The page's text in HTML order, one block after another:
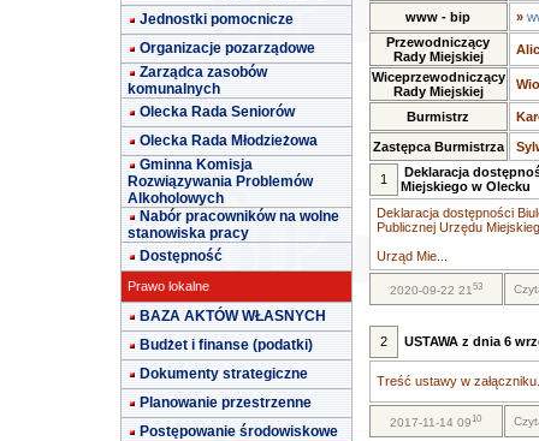
Jednostki pomocnicze
Organizacje pozarządowe
Zarządca zasobów
komunalnych
Olecka Rada Seniorów
Olecka Rada Młodzieżowa
Gminna Komisja
Rozwiązywania Problemów
Alkoholowych
Nabór pracowników na wolne
stanowiska pracy
Dostępność
Prawo lokalne
BAZA AKTÓW WŁASNYCH
Budżet i finanse (podatki)
Dokumenty strategiczne
Planowanie przestrzenne
Postępowanie środowiskowe
www - bip »
Przewodniczący
Rady Miejskiej
Wiceprzewodniczący
Rady Miejskiej
Burmistrz
Zastępca Burmistrza
1
Deklaracja
Miejskiego w Olecku
Deklaracja dostępności
Publicznej Urzędu
Urząd Mie...
2020-09-22 2153
2 USTAWA z dnia 6
Treść ustawy w
2017-11-14 0910